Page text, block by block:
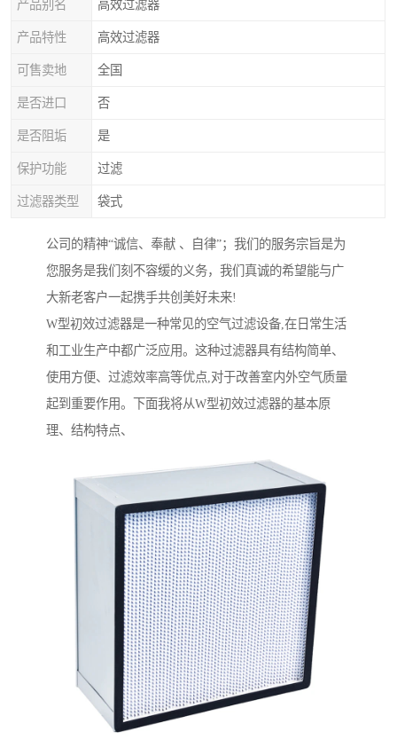
产品别名 高效过滤器
产品特性 高效过滤器
可售卖地 全国
是否进口 否
是否阻垢 是
保护功能 过滤
过滤器类型 袋式
公司的精神“诚信、奉献 、自律”；我们的服务宗旨是为
您服务是我们刻不容缓的义务，我们真诚的希望能与广
大新老客户一起携手共创美好未来!
W型初效过滤器是一种常见的空气过滤设备,在日常生活
和工业生产中都广泛应用。这种过滤器具有结构简单、
使用方便、过滤效率高等优点,对于改善室内外空气质量
起到重要作用。下面我将从W型初效过滤器的基本原
理、结构特点、